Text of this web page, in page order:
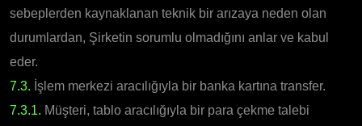
sebeplerden kaynaklanan teknik bir arızaya neden olan
durumlardan, Şirketin sorumlu olmadığını anlar ve kabul
eder.
7.3. İşlem merkezi aracılığıyla bir banka kartına transfer.
7.3.1. Müşteri, tablo aracılığıyla bir para çekme talebi